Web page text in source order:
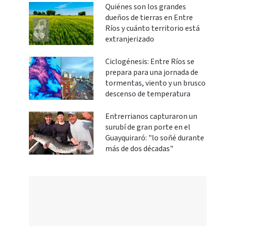
Quiénes son los grandes
dueños de tierras en Entre
Ríos y cuánto territorio está
extranjerizado
Ciclogénesis: Entre Ríos se
prepara para una jornada de
tormentas, viento y un brusco
descenso de temperatura
Entrerrianos capturaron un
surubí de gran porte en el
Guayquiraró: "lo soñé durante
más de dos décadas"